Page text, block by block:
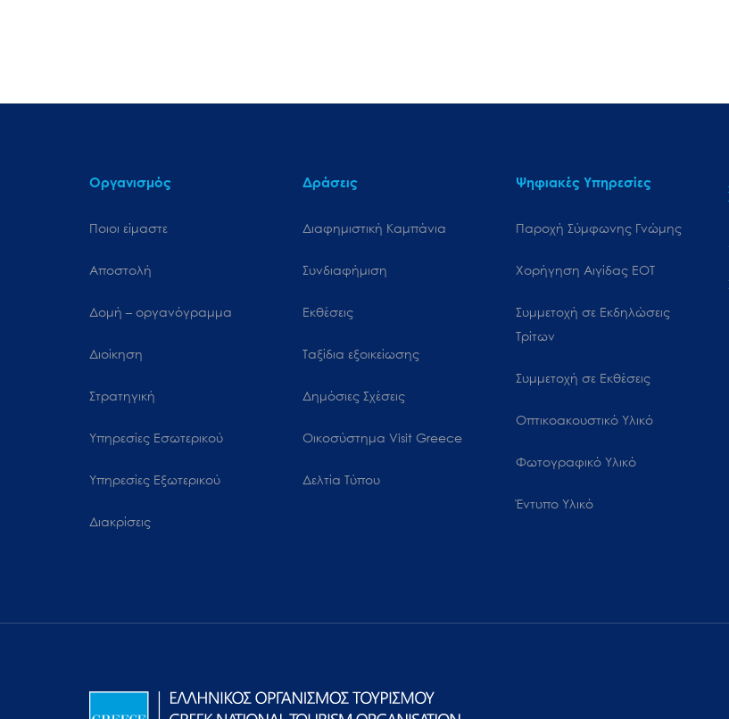
Οργανισμός
Ποιοι είμαστε
Αποστολή
Δομή – οργανόγραμμα
Διοίκηση
Στρατηγική
Υπηρεσίες Εσωτερικού
Υπηρεσίες Εξωτερικού
Διακρίσεις
Δράσεις
Διαφημιστική Καμπάνια
Συνδιαφήμιση
Εκθέσεις
Ταξίδια εξοικείωσης
Δημόσιες Σχέσεις
Oικοσύστημα Visit Greece
Δελτία Τύπου
Ψηφιακές Υπηρεσίες
Παροχή Σύμφωνης Γνώμης
Χορήγηση Αιγίδας ΕΟΤ
Συμμετοχή σε Εκδηλώσεις
Τρίτων
Συμμετοχή σε Εκθέσεις
Οπτικοακουστικό Υλικό
Φωτογραφικό Υλικό
Έντυπο Υλικό